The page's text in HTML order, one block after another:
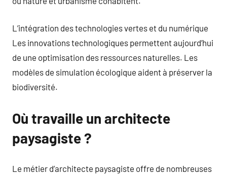
L’intégration des technologies vertes et du numérique
Les innovations technologiques permettent aujourd’hui
de une optimisation des ressources naturelles. Les
modèles de simulation écologique aident à préserver la
biodiversité.
Où travaille un architecte
paysagiste ?
Le métier d’architecte paysagiste offre de nombreuses